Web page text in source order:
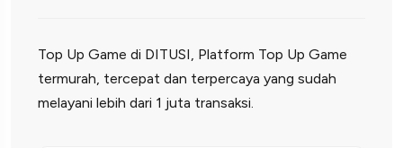
Top Up Game di DITUSI, Platform Top Up Game
termurah, tercepat dan terpercaya yang sudah
melayani lebih dari 1 juta transaksi.